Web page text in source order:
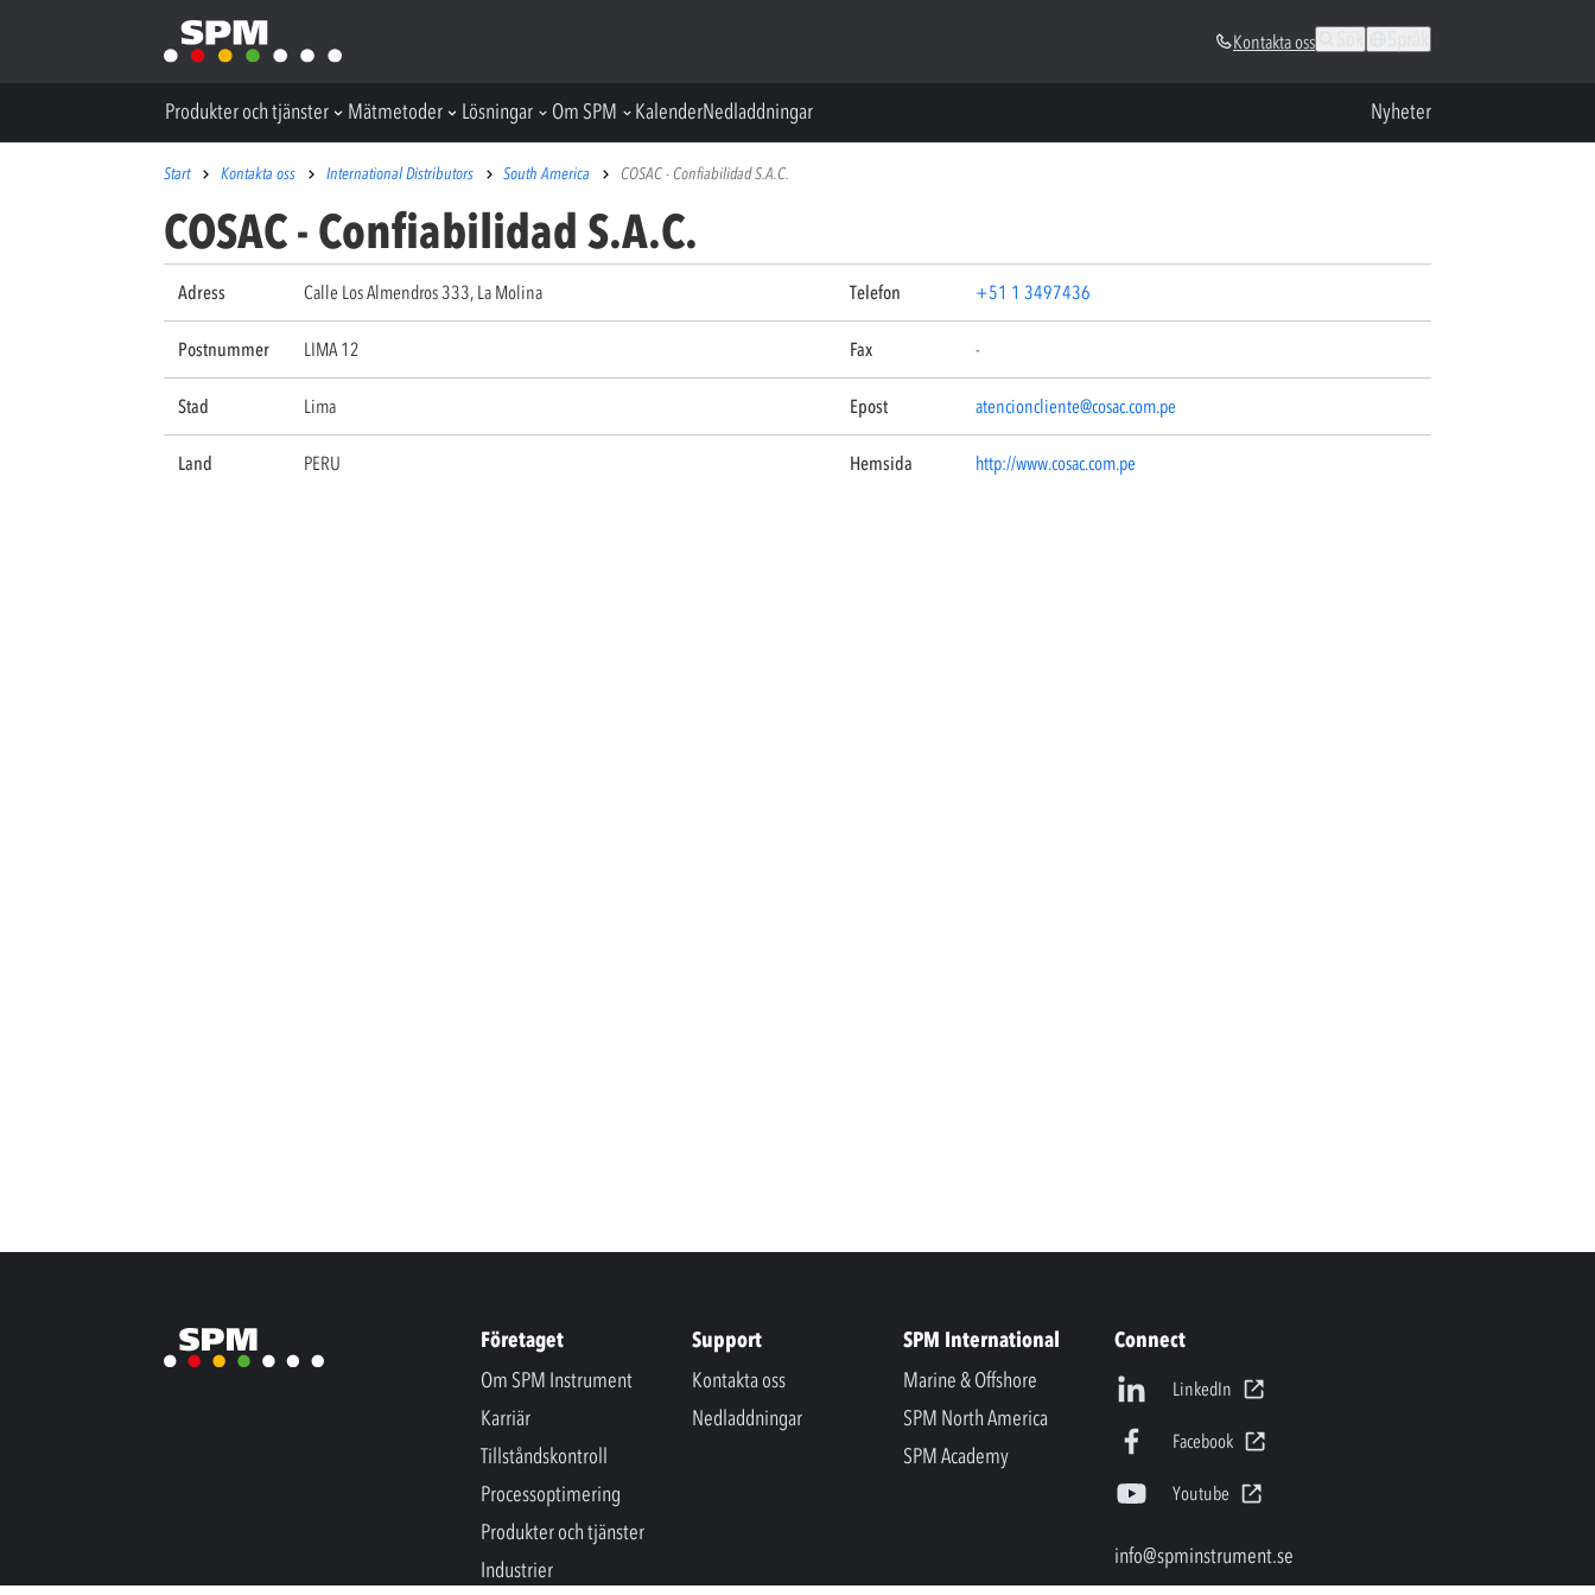
Kontakta oss
Produkter och tjänster Mätmetoder Lösningar Om SPM KalenderNedladdningar Nyheter
Start Kontakta oss International Distributors South America COSAC - Confiabilidad S.A.C.
COSAC - Confiabilidad S.A.C.
Adress Calle Los Almendros 333, La Molina Telefon +51 1 3497436
Postnummer LIMA 12 Fax -
Stad Lima Epost atencioncliente@cosac.com.pe
Land PERU Hemsida http://www.cosac.com.pe
Företaget
Om SPM Instrument
Karriär
Tillståndskontroll
Processoptimering
Produkter och tjänster
Industrier
Support
Kontakta oss
Nedladdningar
SPM International
Marine & Offshore
SPM North America
SPM Academy
Connect
LinkedIn
Facebook
Youtube
info@spminstrument.se